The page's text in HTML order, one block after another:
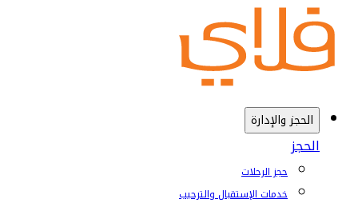
الحجز والإدارة
الحجز
حجز الرحلات
خدمات الإستقبال والترحيب